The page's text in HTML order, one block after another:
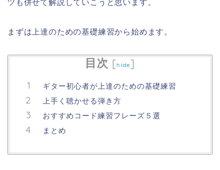
ツも併せて解説していこうと思います。
まずは上達のための基礎練習から始めます。
目次 [hide]
ギター初心者が上達のための基礎練習
上手く聴かせる弾き方
おすすめコード練習フレーズ５選
まとめ